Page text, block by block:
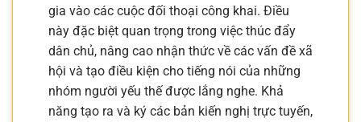
gia vào các cuộc đối thoại công khai. Điều
này đặc biệt quan trọng trong việc thúc đẩy
dân chủ, nâng cao nhận thức về các vấn đề xã
hội và tạo điều kiện cho tiếng nói của những
nhóm người yếu thế được lắng nghe. Khả
năng tạo ra và ký các bản kiến nghị trực tuyến,